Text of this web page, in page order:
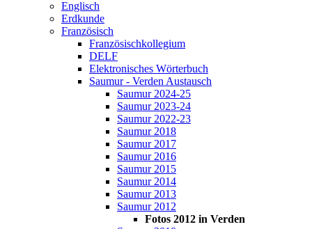
Englisch
Erdkunde
Französisch
Französischkollegium
DELF
Elektronisches Wörterbuch
Saumur - Verden Austausch
Saumur 2024-25
Saumur 2023-24
Saumur 2022-23
Saumur 2018
Saumur 2017
Saumur 2016
Saumur 2015
Saumur 2014
Saumur 2013
Saumur 2012
Fotos 2012 in Verden